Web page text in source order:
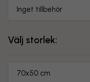
Inget tillbehör
Välj storlek:
70x50 cm